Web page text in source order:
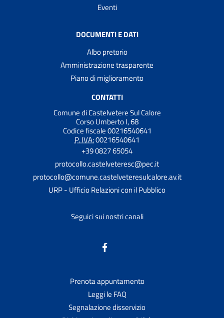
Eventi
DOCUMENTI E DATI
Albo pretorio
Amministrazione trasparente
Piano di miglioramento
CONTATTI
Comune di Castelvetere Sul Calore
Corso Umberto I, 68
Codice fiscale 00216540641
P. IVA:00216540641
+39 0827 65054
protocollo.castelveteresc@pec.it
protocollo@comune.castelveteresulcalore.av.it
URP - Ufficio Relazioni con il Pubblico
Seguici sui nostri canali
Prenota appuntamento
Leggi le FAQ
Segnalazione disservizio